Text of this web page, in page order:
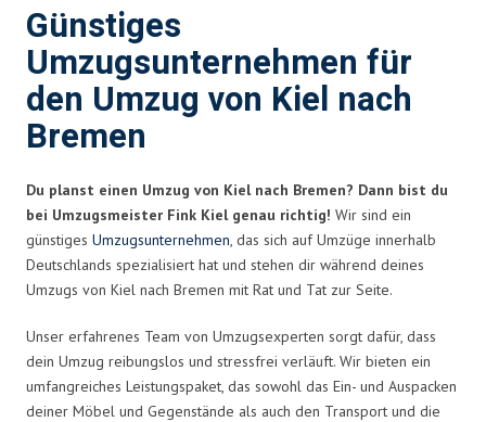
Günstiges
Umzugsunternehmen für
den Umzug von Kiel nach
Bremen
Du planst einen Umzug von Kiel nach Bremen? Dann bist du
bei Umzugsmeister Fink Kiel genau richtig! Wir sind ein
günstiges Umzugsunternehmen, das sich auf Umzüge innerhalb
Deutschlands spezialisiert hat und stehen dir während deines
Umzugs von Kiel nach Bremen mit Rat und Tat zur Seite.
Unser erfahrenes Team von Umzugsexperten sorgt dafür, dass
dein Umzug reibungslos und stressfrei verläuft. Wir bieten ein
umfangreiches Leistungspaket, das sowohl das Ein- und Auspacken
deiner Möbel und Gegenstände als auch den Transport und die